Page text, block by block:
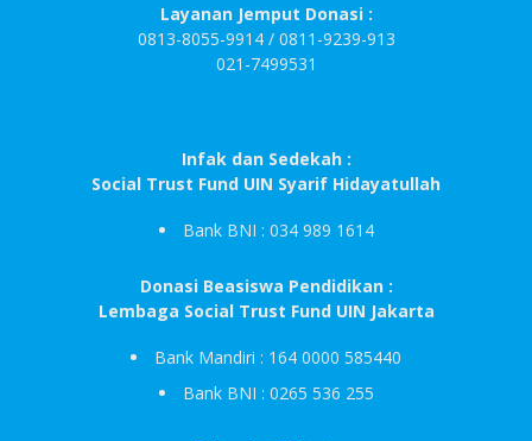
Layanan Jemput Donasi :
0813-8055-9914 / 0811-9239-913
021-7499531
Infak dan Sedekah :
Social Trust Fund UIN Syarif Hidayatullah
Bank BNI : 034 989 1614
Donasi Beasiswa Pendidikan :
Lembaga Social Trust Fund UIN Jakarta
Bank Mandiri : 164 0000 585440
Bank BNI : 0265 536 255